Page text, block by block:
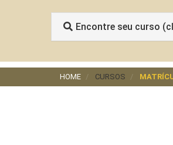
Encontre seu curso
HOME CURSOS